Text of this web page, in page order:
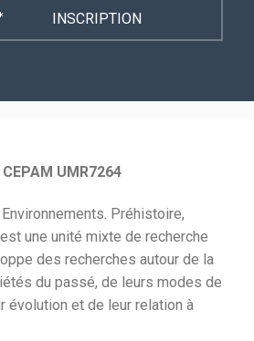
CEPAM UMR7264
Préhistoire,
une unité mixte de recherche
des recherches autour de la
du passé, de leurs modes de
évolution et de leur relation à